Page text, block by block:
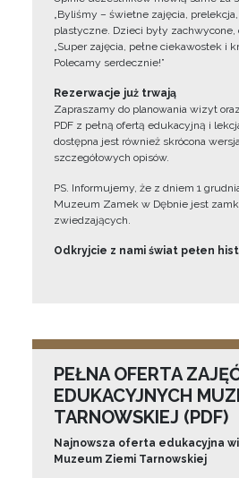
„Byliśmy – świetne zajęcia,
plastyczne. Dzieci były
„Super zajęcia, pełne ciekawostek i
Polecamy serdecznie!”
Rezerwacje już trwają
Zapraszamy do planowania wizyt
PDF z pełną ofertą edukacyjną i
dostępna jest również skrócona
szczegółowych opisów.
PS. Informujemy, że z dniem 1
Muzeum Zamek w Dębnie jest
zwiedzających.
Odkryjcie z nami świat pełen
PEŁNA OFERTA
EDUKACYJNYCH
TARNOWSKIEJ (PDF)
Najnowsza oferta edukacyjna
Muzeum Ziemi Tarnowskiej